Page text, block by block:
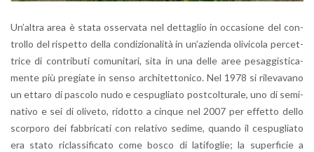
Un’al­tra area è stata os­ser­va­ta nel det­ta­glio in oc­ca­sio­ne del con­
trol­lo del ri­spet­to della con­di­zio­na­li­tà in un’a­zien­da oli­vi­co­la per­cet­
tri­ce di con­tri­bu­ti co­mu­ni­ta­ri, sita in una delle aree pe­sag­gi­sti­ca­
men­te più pre­gia­te in senso ar­chi­tet­to­ni­co. Nel 1978 si ri­le­va­va­no
un et­ta­ro di pa­sco­lo nudo e ce­spu­glia­to post­col­tu­ra­le, uno di se­mi­
na­ti­vo e sei di oli­ve­to, ri­dot­to a cin­que nel 2007 per ef­fet­to dello
scor­po­ro dei fab­bri­ca­ti con re­la­ti­vo se­di­me, quan­do il ce­spu­glia­to
era stato ri­clas­si­fi­ca­to come bosco di la­ti­fo­glie; la su­per­fi­cie a